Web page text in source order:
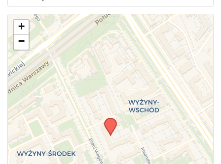
Użyj tego formularza aby przesłać informację o
zmianach w powyższym mityngu.
+
−